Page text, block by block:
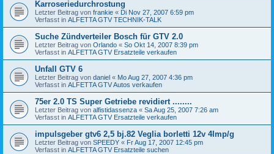
Karroseriedurchrostung
Letzter Beitrag von frankie « Di Nov 27, 2007 6:59 pm
Verfasst in ALFETTA GTV TECHNIK-TALK
Suche Zündverteiler Bosch für GTV 2.0
Letzter Beitrag von Orlando « So Okt 14, 2007 8:39 pm
Verfasst in ALFETTA GTV Ersatzteile verkaufen
Unfall GTV 6
Letzter Beitrag von daniel « Mo Aug 27, 2007 4:36 pm
Verfasst in ALFETTA GTV Autos verkaufen
75er 2.0 TS Super Getriebe revidiert ........
Letzter Beitrag von alfistidassenza « Sa Aug 25, 2007 7:26 am
Verfasst in ALFETTA GTV Ersatzteile verkaufen
impulsgeber gtv6 2,5 bj.82 Veglia borletti 12v 4Imp/g
Letzter Beitrag von SPEEDY « Fr Aug 17, 2007 12:45 pm
Verfasst in ALFETTA GTV Ersatzteile suchen